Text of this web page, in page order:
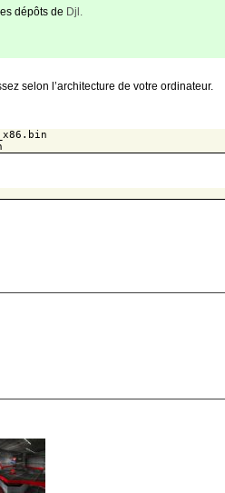
dépôts de Djl.
selon l’architecture de votre ordinateur.